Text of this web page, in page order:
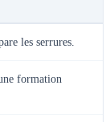
les serrures.
formation